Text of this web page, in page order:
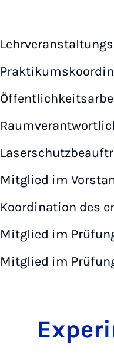
Mitglied im
Koordination des
Mitglied im
Mitglied im